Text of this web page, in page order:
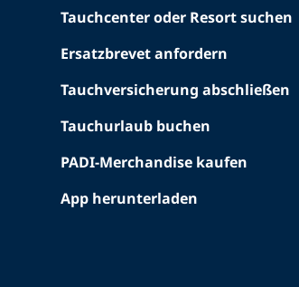
Tauchcenter oder Resort suchen
Ersatzbrevet anfordern
Tauchversicherung abschließen
Tauchurlaub buchen
PADI-Merchandise kaufen
App herunterladen